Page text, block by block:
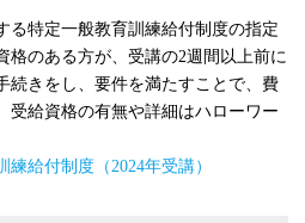
る特定一般教育訓練給付制度の指定
格のある方が、受講の2週間以上前に
続きをし、要件を満たすことで、費
受給資格の有無や詳細はハローワー
練給付制度（2024年受講）